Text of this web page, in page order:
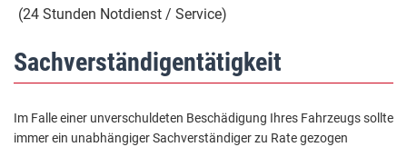
(24 Stunden Notdienst / Service)
Sachverständigentätigkeit
Im Falle einer unverschuldeten Beschädigung Ihres Fahrzeugs sollte
immer ein unabhängiger Sachverständiger zu Rate gezogen